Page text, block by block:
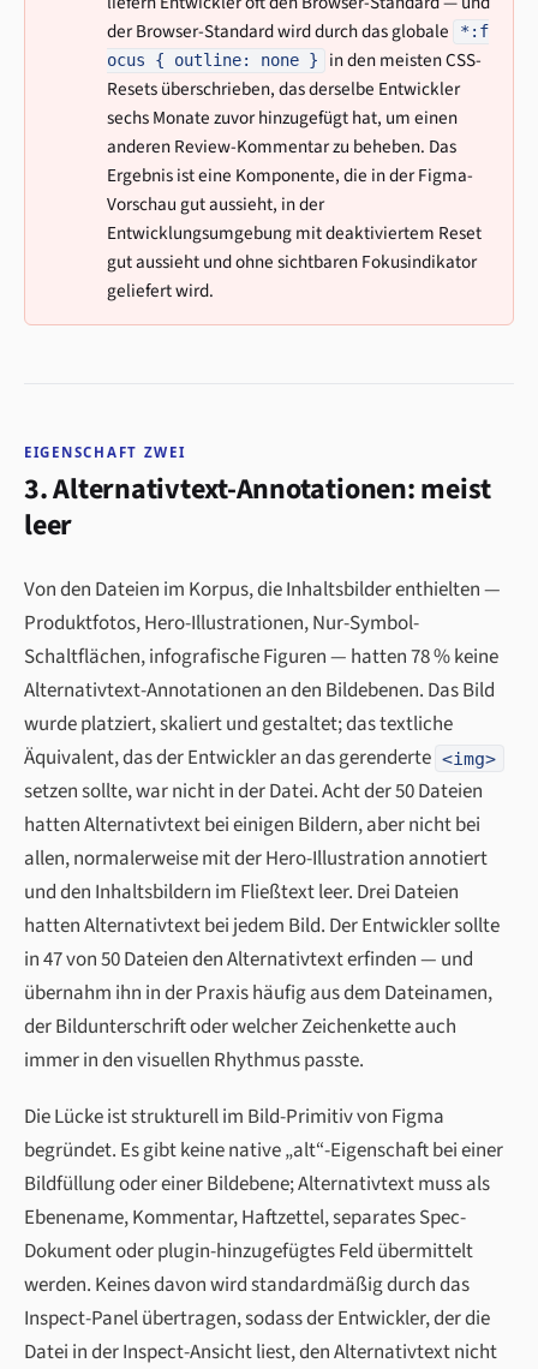
der Browser-Standard wird durch das globale
*:f
ocus { outline: none }
in den meisten CSS-
Resets überschrieben, das derselbe Entwickler
sechs Monate zuvor hinzugefügt hat, um einen
anderen Review-Kommentar zu beheben. Das
Ergebnis ist eine Komponente, die in der Figma-
Vorschau gut aussieht, in der
Entwicklungsumgebung mit deaktiviertem Reset
gut aussieht und ohne sichtbaren Fokusindikator
geliefert wird.
EIGENSCHAFT ZWEI
3. Alternativtext-Annotationen: meist
leer
Von den Dateien im Korpus, die Inhaltsbilder enthielten —
Produktfotos, Hero-Illustrationen, Nur-Symbol-
Schaltflächen, infografische Figuren — hatten 78 % keine
Alternativtext-Annotationen an den Bildebenen. Das Bild
wurde platziert, skaliert und gestaltet; das textliche
Äquivalent, das der Entwickler an das gerenderte <img>
setzen sollte, war nicht in der Datei. Acht der 50 Dateien
hatten Alternativtext bei einigen Bildern, aber nicht bei
allen, normalerweise mit der Hero-Illustration annotiert
und den Inhaltsbildern im Fließtext leer. Drei Dateien
hatten Alternativtext bei jedem Bild. Der Entwickler sollte
in 47 von 50 Dateien den Alternativtext erfinden — und
übernahm ihn in der Praxis häufig aus dem Dateinamen,
der Bildunterschrift oder welcher Zeichenkette auch
immer in den visuellen Rhythmus passte.
Die Lücke ist strukturell im Bild-Primitiv von Figma
begründet. Es gibt keine native „alt“-Eigenschaft bei einer
Bildfüllung oder einer Bildebene; Alternativtext muss als
Ebenename, Kommentar, Haftzettel, separates Spec-
Dokument oder plugin-hinzugefügtes Feld übermittelt
werden. Keines davon wird standardmäßig durch das
Inspect-Panel übertragen, sodass der Entwickler, der die
Datei in der Inspect-Ansicht liest, den Alternativtext nicht